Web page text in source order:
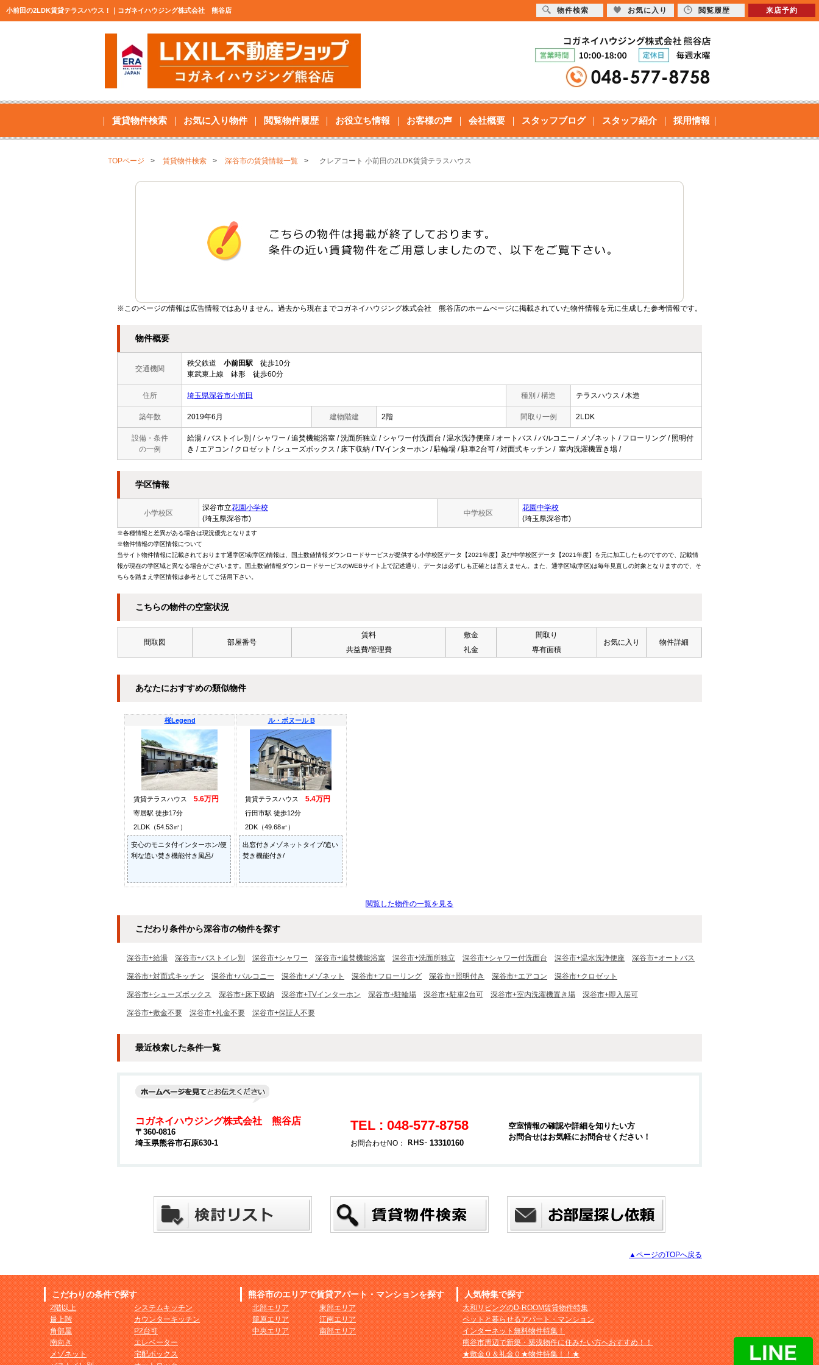
小前田の2LDK賃貸テラスハウス！｜コガネイハウジング株式会社 熊谷店
賃貸物件検索 お気に入り物件 閲覧物件履歴 お役立ち情報 お客様の声 会社概要 スタッフブログ スタッフ紹介 採用情報
TOPページ 賃貸物件検索 深谷市の賃貸情報一覧 クレアコート 小前田の2LDK賃貸テラスハウス
※このページの情報は広告情報ではありません。過去から現在までコガネイハウジング株式会社 熊谷店のホームぺージに掲載されていた物件情報を元に生成した参考情報です。
物件概要
交通機関
秩父鉄道 小前田駅 徒歩10分
東武東上線 鉢形 徒歩60分
住所 埼玉県深谷市小前田 種別 / 構造 テラスハウス / 木造
築年数 2019年6月 建物階建 2階 間取り一例 2LDK
設備・条件
の一例
給湯 / バストイレ別 / シャワー / 追焚機能浴室 / 洗面所独立 / シャワー付洗面台 / 温水洗浄便座 / オートバス / バルコニー / メゾネット / フローリング / 照明付
き / エアコン / クロゼット / シューズボックス / 床下収納 / TVインターホン / 駐輪場 / 駐車2台可 / 対面式キッチン / 室内洗濯機置き場 /
学区情報
小学校区
深谷市立花園小学校
(埼玉県深谷市)
中学校区
花園中学校
(埼玉県深谷市)
※各種情報と差異がある場合は現況優先となります
※物件情報の学区情報について
当サイト物件情報に記載されております通学区域(学区)情報は、国土数値情報ダウンロードサービスが提供する小学校区データ【2021年度】及び中学校区データ【2021年度】を元に加工したものですので、記載情
報が現在の学区域と異なる場合がございます。国土数値情報ダウンロードサービスのWEBサイト上で記述通り、データは必ずしも正確とは言えません。また、通学区域(学区)は毎年見直しの対象となりますので、そ
ちらを踏まえ学区情報は参考としてご活用下さい。
こちらの物件の空室状況
間取図 部屋番号
賃料
共益費/管理費
敷金
礼金
間取り
専有面積
お気に入り 物件詳細
あなたにおすすめの類似物件
桜Legend
賃貸テラスハウス 5.6万円
寄居駅 徒歩17分
2LDK（54.53㎡）
安心のモニタ付インターホン/便
利な追い焚き機能付き風呂/
ル・ボヌール B
賃貸テラスハウス 5.4万円
行田市駅 徒歩12分
2DK（49.68㎡）
出窓付きメゾネットタイプ/追い
焚き機能付き/
閲覧した物件の一覧を見る
こだわり条件から深谷市の物件を探す
深谷市+給湯 深谷市+バストイレ別 深谷市+シャワー 深谷市+追焚機能浴室 深谷市+洗面所独立 深谷市+シャワー付洗面台 深谷市+温水洗浄便座 深谷市+オートバス
深谷市+対面式キッチン 深谷市+バルコニー 深谷市+メゾネット 深谷市+フローリング 深谷市+照明付き 深谷市+エアコン 深谷市+クロゼット
深谷市+シューズボックス 深谷市+床下収納 深谷市+TVインターホン 深谷市+駐輪場 深谷市+駐車2台可 深谷市+室内洗濯機置き場 深谷市+即入居可
深谷市+敷金不要 深谷市+礼金不要 深谷市+保証人不要
最近検索した条件一覧
コガネイハウジング株式会社 熊谷店
〒360-0816
埼玉県熊谷市石原630-1
TEL : 048-577-8758
お問合わせNO： 13310160
空室情報の確認や詳細を知りたい方
お問合せはお気軽にお問合せください！
▲ページのTOPへ戻る
こだわりの条件で探す
2階以上
最上階
角部屋
南向き
メゾネット
システムキッチン
カウンターキッチン
P2台可
エレベーター
宅配ボックス
熊谷市のエリアで賃貸アパート・マンションを探す
北部エリア
籠原エリア
中央エリア
東部エリア
江南エリア
南部エリア
人気特集で探す
大和リビングのD-ROOM賃貸物件特集
ペットと暮らせるアパート・マンション
インターネット無料物件特集！
熊谷市周辺で新築・築浅物件に住みたい方へおすすめ！！
★敷金０＆礼金０★物件特集！！★
物件検索 お気に入り 閲覧履歴 来店予約